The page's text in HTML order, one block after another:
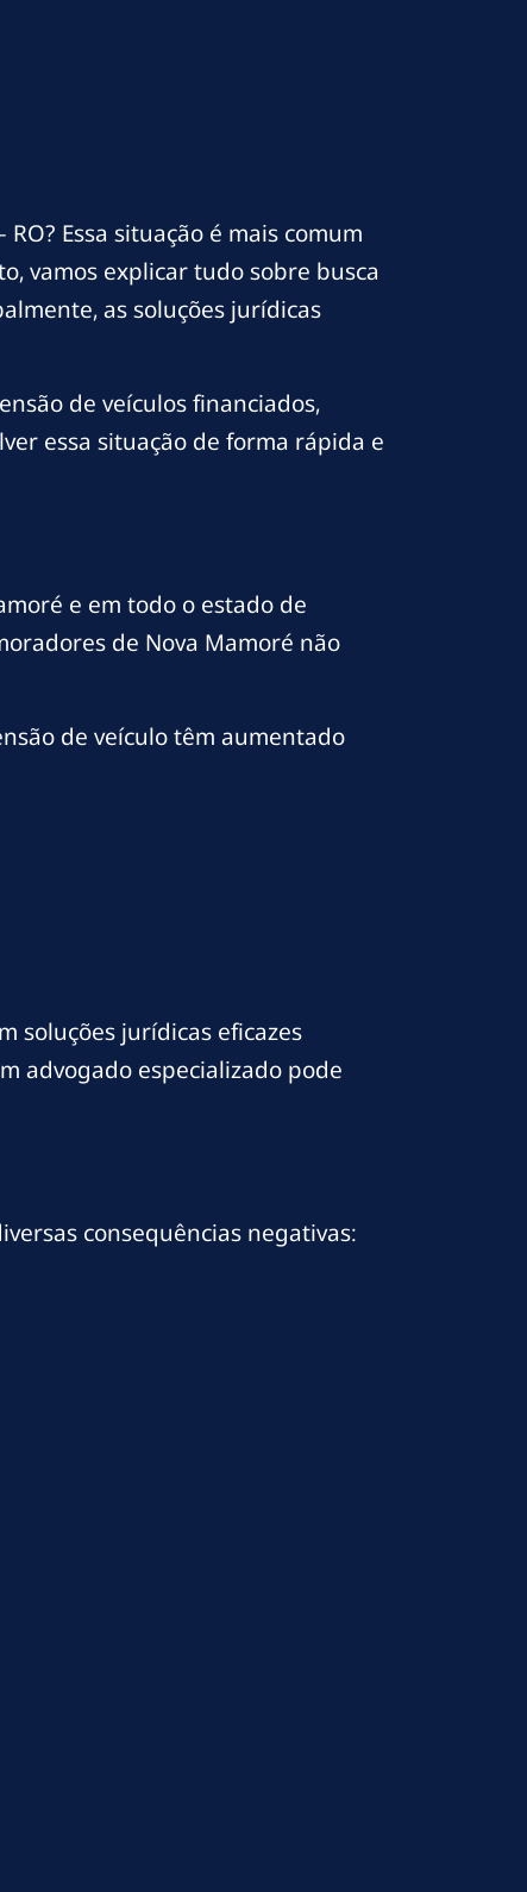
Essa situação é mais comum
vamos explicar tudo sobre busca
as soluções jurídicas
de veículos financiados,
essa situação de forma rápida e
e em todo o estado de
de Nova Mamoré não
de veículo têm aumentado
soluções jurídicas eficazes
advogado especializado pode
consequências negativas: